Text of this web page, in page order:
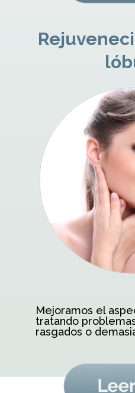
Mejoramos el
tratando
rasgados o